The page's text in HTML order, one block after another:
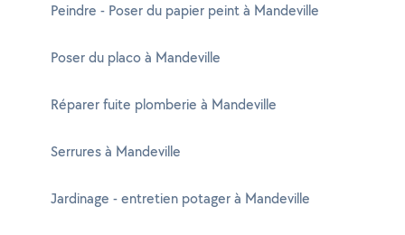
Peindre - Poser du papier peint à Mandeville
Poser du placo à Mandeville
Réparer fuite plomberie à Mandeville
Serrures à Mandeville
Jardinage - entretien potager à Mandeville